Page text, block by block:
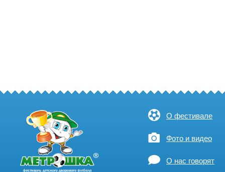
О фестивале
Фото и видео
О нас говорят